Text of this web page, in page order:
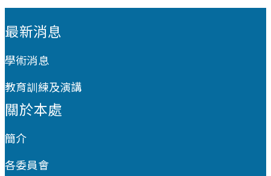
最新消息
學術消息
教育訓練及演講
關於本處
簡介
各委員會